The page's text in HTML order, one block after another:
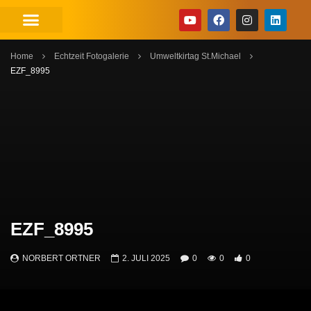
Home Echtzeit Fotogalerie
Umweltkirtag St.Michael
EZF_8995
EZF_8995
NORBERT ORTNER 2. JULI 2025 0 0 0